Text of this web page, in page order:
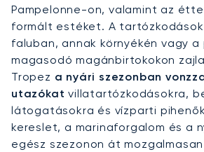
Pampelonne-on, valamint az
formált estéket. A tartózkodások
faluban, annak környékén vagy
magasodó magánbirtokokon
Tropez a nyári szezonban
utazókat villatartózkodásokra,
látogatásokra és vízparti
kereslet, a marinaforgalom és a
egész szezonon át